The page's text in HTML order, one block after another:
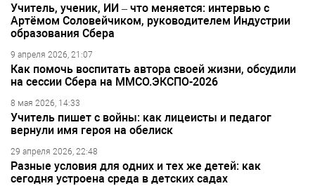
Учитель, ученик, ИИ – что меняется: интервью с
Артёмом Соловейчиком, руководителем Индустрии
образования Сбера
9 апреля 2026, 21:07
Как помочь воспитать автора своей жизни, обсудили
на сессии Сбера на ММСО.ЭКСПО-2026
8 мая 2026, 14:33
Учитель пишет с войны: как лицеисты и педагог
вернули имя героя на обелиск
29 апреля 2026, 22:48
Разные условия для одних и тех же детей: как
сегодня устроена среда в детских садах